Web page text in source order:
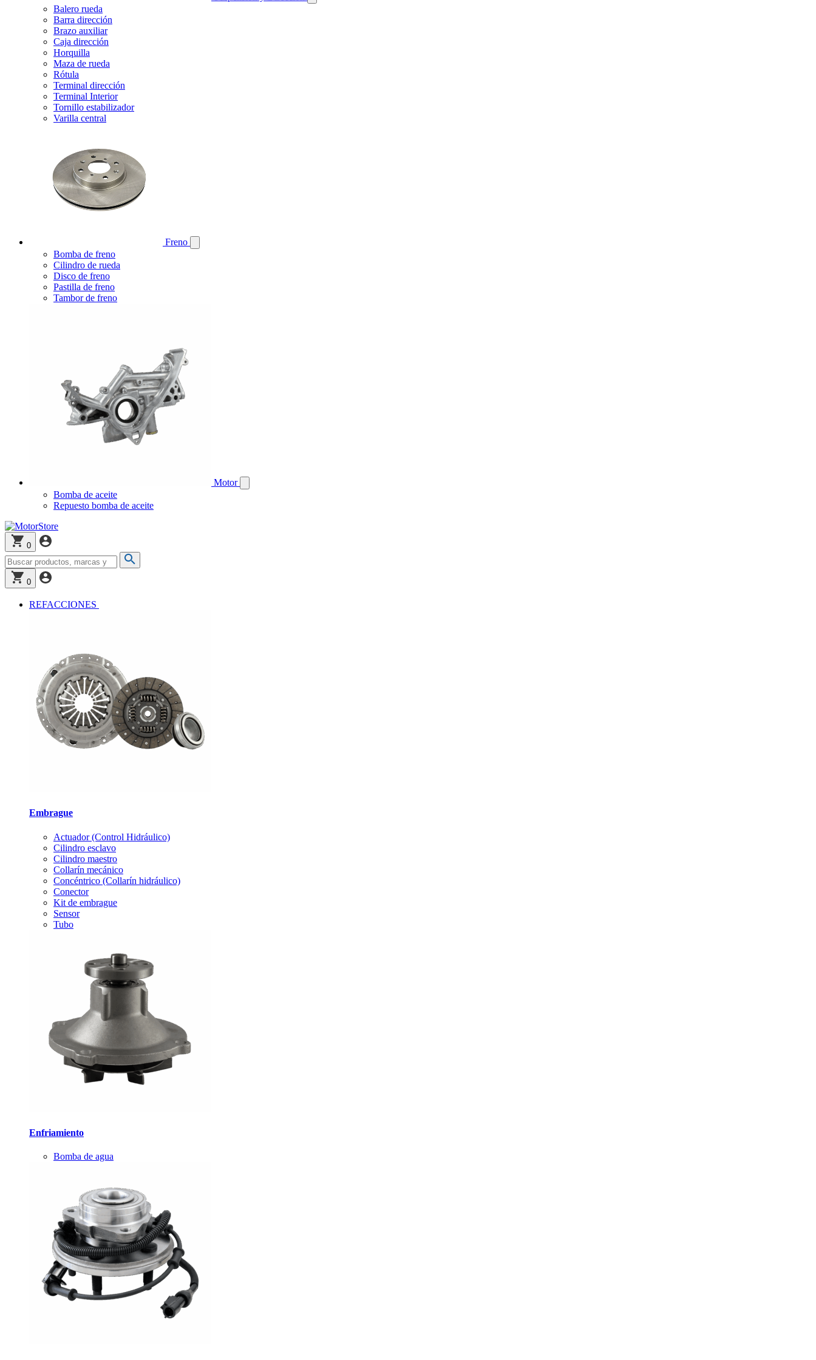
Balero rueda
Barra dirección
Brazo auxiliar
Caja dirección
Horquilla
Maza de rueda
Rótula
Terminal dirección
Terminal Interior
Tornillo estabilizador
Varilla central
Freno
Bomba de freno
Cilindro de rueda
Disco de freno
Pastilla de freno
Tambor de freno
Motor
Bomba de aceite
Repuesto bomba de aceite
0
0
REFACCIONES
Embrague
Actuador (Control Hidráulico)
Cilindro esclavo
Cilindro maestro
Collarín mecánico
Concéntrico (Collarín hidráulico)
Conector
Kit de embrague
Sensor
Tubo
Enfriamiento
Bomba de agua